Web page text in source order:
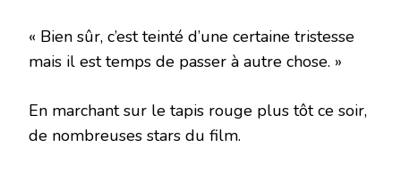
« Bien sûr, c’est teinté d’une certaine tristesse
mais il est temps de passer à autre chose. »
En marchant sur le tapis rouge plus tôt ce soir,
de nombreuses stars du film.